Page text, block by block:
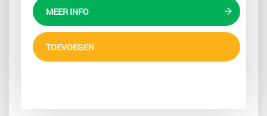
MEER INFO
TOEVOEGEN